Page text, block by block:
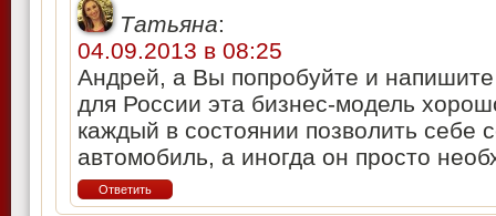
Татьяна:
04.09.2013 в 08:25
Андрей, а Вы попробуйте и
для России эта бизнес-модель
каждый в состоянии позволить себе
автомобиль, а иногда он просто
Ответить